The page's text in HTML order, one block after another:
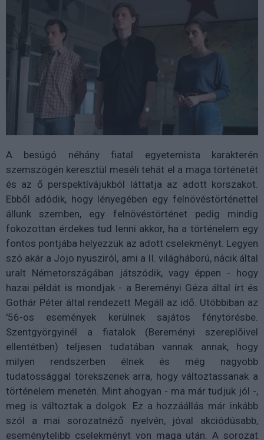
A besúgó néhány fiatal egyetemista karakterén
szemszögén keresztül meséli tehát el a maga történetét
és az ő perspektívájukból láttatja az adott korszakot.
Ebből adódik, hogy lényegében egy felnövéstörténettel
állunk szemben, egy felnövéstörténet pedig mindig
fokozottan érdekes tud lenni akkor, ha a történelem egy
fontos pontjába helyezzük az adott cselekményt. Legyen
szó akár a Jojo nyusziról, ami a II. világháború, nácik által
uralt Németországában játszódik, vagy éppen - hogy
hazai példát is mondjak - a Bereményi Géza által írt és
Gothár Péter által rendezett Megáll az idő. Utóbbiban az
'56-os események kerülnek sajátos fénytörésbe.
Szentgyörgyinél a fiatalok (Bereményi szereplőivel
ellentétben) teljesen tudatában vannak annak, hogy
milyen rendszerben élnek és még nagyobb
tudatossággal törekszenek arra, hogy változtassanak a
történelem menetén. Mint ahogyan - ma már tudjuk jól -,
meg is változtak a dolgok. Ez a hozzáállás már inkább
szól a mai sorozatnéző nyelvén, jóval akciódúsabb,
eseménytelibb cselekményt von maga után. A sorozat